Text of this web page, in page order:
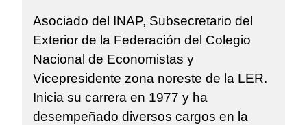
Asociado del INAP, Subsecretario del
Exterior de la Federación del Colegio
Nacional de Economistas y
Vicepresidente zona noreste de la LER.
Inicia su carrera en 1977 y ha
desempeñado diversos cargos en la